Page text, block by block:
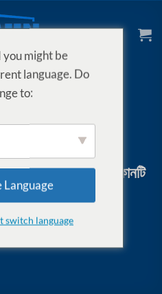
বনাম স্ট্যান্ডার্ড: কোনটি
নেবেন?
might be
language. Do
to:
Language
switch language